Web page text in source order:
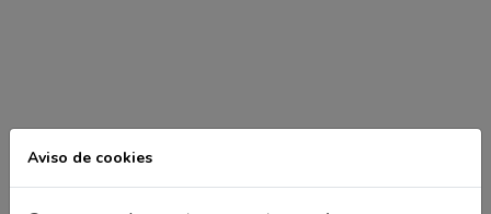
Aviso de cookies